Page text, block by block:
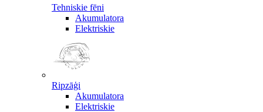
Tehniskie fēni
Akumulatora
Elektriskie
Ripzāģi
Akumulatora
Elektriskie